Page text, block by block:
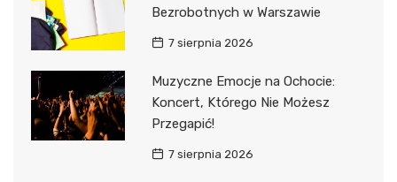
Bezrobotnych w Warszawie
7 sierpnia 2026
Muzyczne Emocje na Ochocie:
Koncert, Którego Nie Możesz
Przegapić!
7 sierpnia 2026